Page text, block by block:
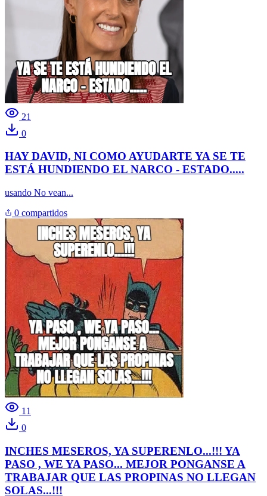
21
0
HAY DAVID, NI COMO AYUDARTE YA SE TE
ESTÁ HUNDIENDO EL NARCO - ESTADO.....
usando No vean...
0 compartidos
11
0
INCHES MESEROS, YA SUPERENLO...!!! YA
PASO , WE YA PASO... MEJOR PONGANSE A
TRABAJAR QUE LAS PROPINAS NO LLEGAN
SOLAS...!!!